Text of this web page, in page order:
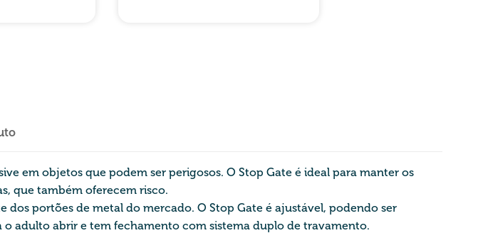
em objetos que podem ser perigosos. O Stop Gate é ideal para manter os
que também oferecem risco.
portões de metal do mercado. O Stop Gate é ajustável, podendo ser
adulto abrir e tem fechamento com sistema duplo de travamento.